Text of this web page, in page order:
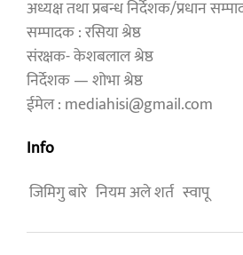
अध्यक्ष तथा प्रबन्ध निर्देशक/प्रधान
सम्पादक : रसिया श्रेष्ठ
संरक्षक- केशबलाल श्रेष्ठ
निर्देशक — शोभा श्रेष्ठ
ईमेल : mediahisi@gmail.com
Info
जिमिगु बारे नियम अले शर्त स्वापू